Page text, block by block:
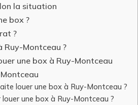
la situation
box ?
?
Ruy-Montceau ?
une box à Ruy-Montceau
louer une box à Ruy-Montceau ?
une box à Ruy-Montceau ?